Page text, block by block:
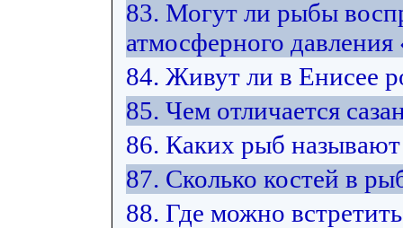
83. Могут ли рыбы
атмосферного
84. Живут ли в Енисее
85. Чем отличается
86. Каких рыб
87. Сколько костей в
88. Где можно